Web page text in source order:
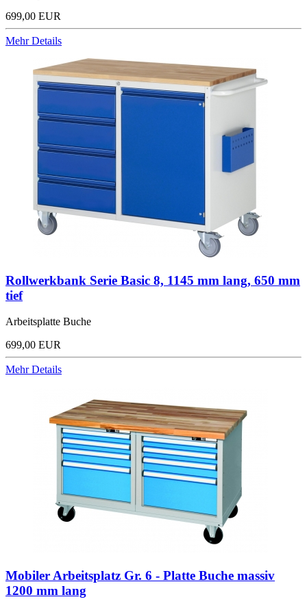
699,00 EUR
Mehr Details
Rollwerkbank Serie Basic 8, 1145 mm lang, 650 mm
tief
Arbeitsplatte Buche
699,00 EUR
Mehr Details
Mobiler Arbeitsplatz Gr. 6 - Platte Buche massiv
1200 mm lang